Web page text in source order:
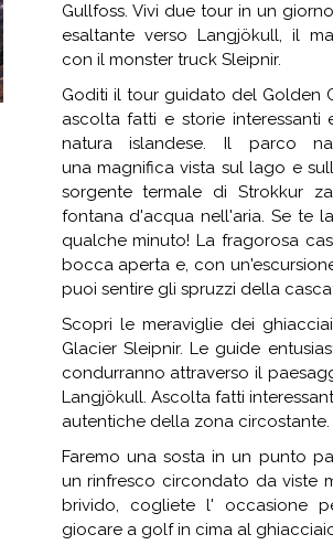
Gullfoss. Vivi due tour in un
esaltante verso Langjökull, il
con il monster truck Sleipnir.
Goditi il ​​tour guidato del Golden
ascolta fatti e storie interessanti
natura islandese. Il parco
una magnifica vista sul lago e
sorgente termale di Strokkur
fontana d'acqua nell'aria. Se te
qualche minuto! La fragorosa
bocca aperta e, con
puoi sentire gli spruzzi della
Scopri le meraviglie dei
Glacier Sleipnir. Le guide
condurranno attraverso il
Langjökull. Ascolta fatti
autentiche della zona circostante.
Faremo una sosta in un punto
un rinfresco circondato da viste
brivido, cogliete l' occasione
giocare a golf in cima al